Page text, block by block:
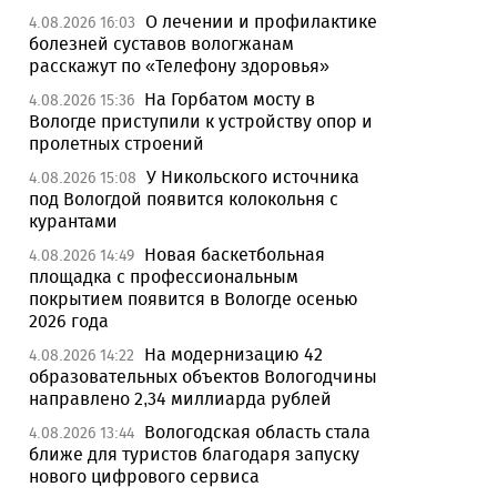
4.08.2026 16:03 О лечении и профилактике
болезней суставов вологжанам
расскажут по «Телефону здоровья»
4.08.2026 15:36 На Горбатом мосту в
Вологде приступили к устройству опор и
пролетных строений
4.08.2026 15:08 У Никольского источника
под Вологдой появится колокольня с
курантами
4.08.2026 14:49 Новая баскетбольная
площадка с профессиональным
покрытием появится в Вологде осенью
2026 года
4.08.2026 14:22
На модернизацию 42
образовательных объектов Вологодчины
направлено 2,34 миллиарда рублей
4.08.2026 13:44 Вологодская область стала
ближе для туристов благодаря запуску
нового цифрового сервиса